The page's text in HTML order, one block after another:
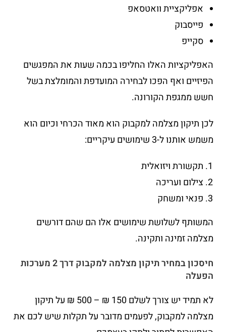
אפליקציית וואטסאפ
פייסבוק
סקייפ
האפליקציות האלו החליפו בכמה שעות את המפגשים
הפיזיים ואף הפכו לבחירה המועדפת והמומלצת בשל
חשש ממגפת הקורונה.
לכן תיקון מצלמה למקבוק הוא מאוד הכרחי וכיום הוא
משמש אותנו ל-3 שימושים עיקריים:
תקשורת ויזואלית
צילום ועריכה
פנאי ומשחק
המשותף לשלושת שימושים אלו הם שהם דורשים
מצלמה זמינה ותקינה.
חיסכון במחיר תיקון מצלמה למקבוק דרך 2 מערכות
הפעלה
לא תמיד יש צורך לשלם 150 ₪ – 500 ₪ על תיקון
מצלמה למקבוק, לפעמים מדובר על תקלות שיש לכם את